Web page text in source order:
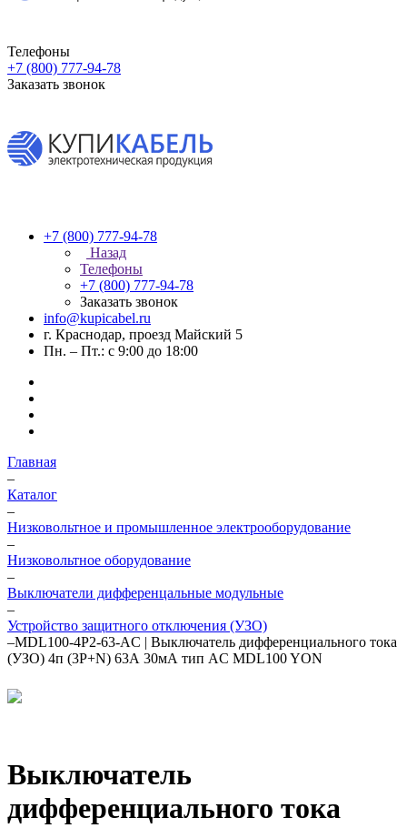
Телефоны
+7 (800) 777-94-78
Заказать звонок
+7 (800) 777-94-78
Назад
Телефоны
+7 (800) 777-94-78
Заказать звонок
info@kupicabel.ru
г. Краснодар, проезд Майский 5
Пн. – Пт.: с 9:00 до 18:00
Главная
–
Каталог
–
Низковольтное и промышленное электрооборудование
–
Низковольтное оборудование
–
Выключатели дифференцальные модульные
–
Устройство защитного отключения (УЗО)
–MDL100-4P2-63-AC | Выключатель дифференциального тока
(УЗО) 4п (3P+N) 63А 30мА тип AC MDL100 YON
Выключатель
дифференциального тока